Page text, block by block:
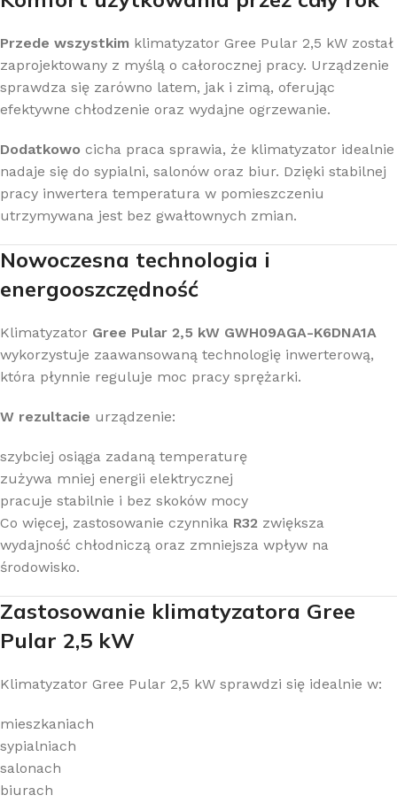
Przede wszystkim klimatyzator Gree Pular 2,5 kW został
zaprojektowany z myślą o całorocznej pracy. Urządzenie
sprawdza się zarówno latem, jak i zimą, oferując
efektywne chłodzenie oraz wydajne ogrzewanie.
Dodatkowo cicha praca sprawia, że klimatyzator idealnie
nadaje się do sypialni, salonów oraz biur. Dzięki stabilnej
pracy inwertera temperatura w pomieszczeniu
utrzymywana jest bez gwałtownych zmian.
Nowoczesna technologia i
energooszczędność
Klimatyzator Gree Pular 2,5 kW GWH09AGA-K6DNA1A
wykorzystuje zaawansowaną technologię inwerterową,
która płynnie reguluje moc pracy sprężarki.
W rezultacie urządzenie:
szybciej osiąga zadaną temperaturę
zużywa mniej energii elektrycznej
pracuje stabilnie i bez skoków mocy
Co więcej, zastosowanie czynnika R32 zwiększa
wydajność chłodniczą oraz zmniejsza wpływ na
środowisko.
Zastosowanie klimatyzatora Gree
Pular 2,5 kW
Klimatyzator Gree Pular 2,5 kW sprawdzi się idealnie w:
mieszkaniach
sypialniach
salonach
biurach